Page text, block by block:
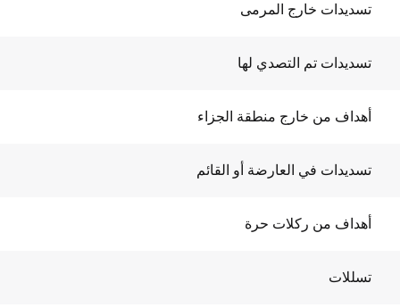
تسديدات خارج المرمى
تسديدات تم التصدي لها
أهداف من خارج منطقة الجزاء
تسديدات في العارضة أو القائم
أهداف من ركلات حرة
تسللات